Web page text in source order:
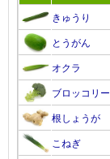
きゅうり
とうがん
オクラ
ブロッコリー
根しょうが
こねぎ